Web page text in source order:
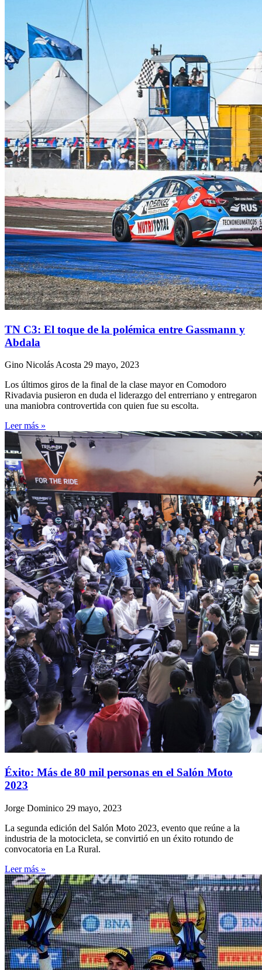
TN C3: El toque de la polémica entre Gassmann y
Abdala
Gino Nicolás Acosta 29 mayo, 2023
Los últimos giros de la final de la clase mayor en Comodoro
Rivadavia pusieron en duda el liderazgo del entrerriano y entregaron
una maniobra controvertida con quien fue su escolta.
Leer más »
Éxito: Más de 80 mil personas en el Salón Moto
2023
Jorge Dominico 29 mayo, 2023
La segunda edición del Salón Moto 2023, evento que reúne a la
industria de la motocicleta, se convirtió en un éxito rotundo de
convocatoria en La Rural.
Leer más »